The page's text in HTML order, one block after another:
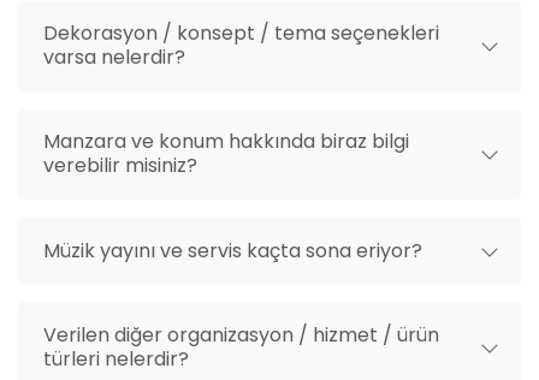
Dekorasyon / konsept / tema seçenekleri
varsa nelerdir?
Manzara ve konum hakkında biraz bilgi
verebilir misiniz?
Müzik yayını ve servis kaçta sona eriyor?
Verilen diğer organizasyon / hizmet / ürün
türleri nelerdir?